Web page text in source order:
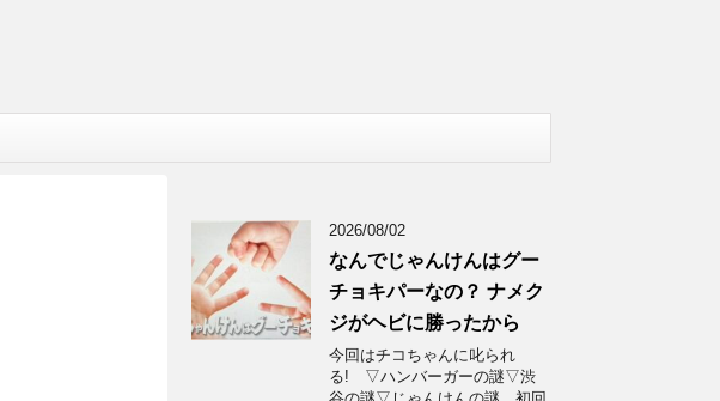
2026/08/02
なんでじゃんけんはグー
チョキパーなの？ ナメク
ジがヘビに勝ったから
今回はチコちゃんに叱られ
る! ▽ハンバーガーの謎▽渋